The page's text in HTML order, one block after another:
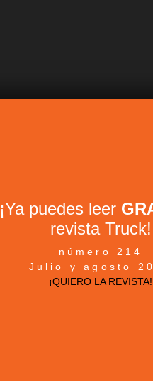
+ NOTICIAS...
¡Ya puedes leer
revista Truck!
número 214
Julio y agosto
¡QUIERO LA REVISTA!